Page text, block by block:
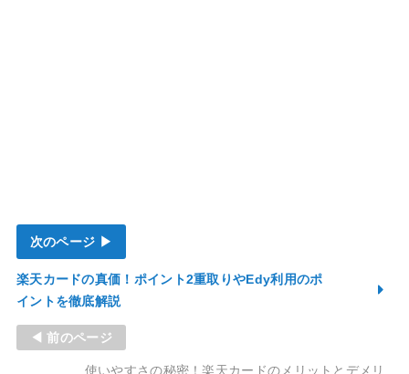
次のページ ▶
楽天カードの真価！ポイント2重取りやEdy利用のポ
イントを徹底解説
◀ 前のページ
使いやすさの秘密！楽天カードのメリットとデメリ